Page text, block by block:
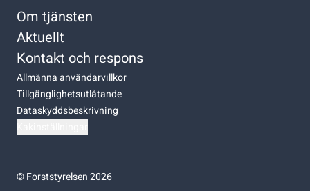
Om tjänsten
Aktuellt
Kontakt och respons
Allmänna användarvillkor
Tillgänglighetsutlåtande
Dataskyddsbeskrivning
©Forststyrelsen 2026